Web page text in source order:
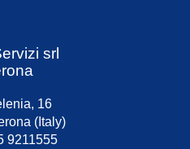
srl
16
(Italy)
9211555